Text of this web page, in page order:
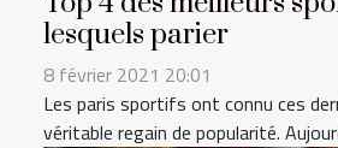
lesquels parier
8 février 2021 20:01
Les paris sportifs ont connu ces
véritable regain de popularité.